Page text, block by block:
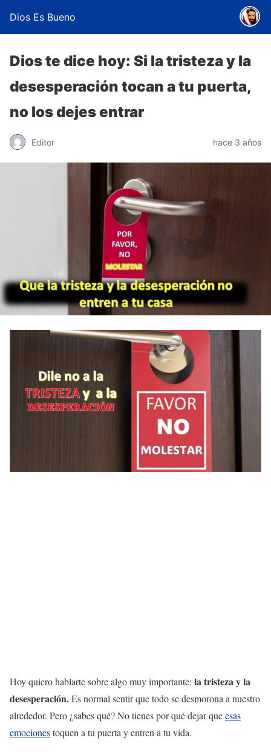
Dios Es Bueno
Dios te dice hoy: Si la tristeza y la
desesperación tocan a tu puerta,
no los dejes entrar
Editor hace 3 años
Hoy quiero hablarte sobre algo muy importante: la tristeza y la
desesperación.Es normal sentir que todo se desmorona a nuestro
alrededor. Pero ¿sabes qué? No tienes por qué dejar queesas
emocionestoquen a tu puerta y entren a tu vida.